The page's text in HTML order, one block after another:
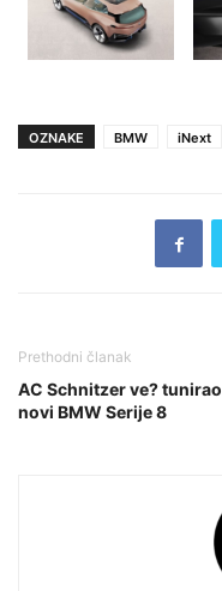
OZNAKE BMW iNext
Prethodni članak
AC Schnitzer ve? tunirao
novi BMW Serije 8